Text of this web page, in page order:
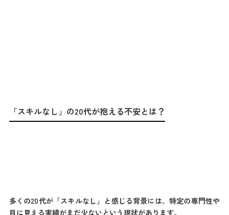
「スキルなし」の20代が抱える不安とは？
多くの20代が「スキルなし」と感じる背景には、特定の専門性や
目に見える実績がまだ少ないという現状があります。